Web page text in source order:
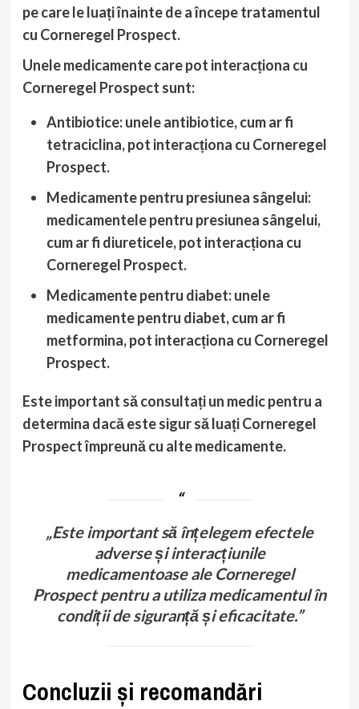
pe care le luați înainte de a începe tratamentul
cu Corneregel Prospect.
Unele medicamente care pot interacționa cu
Corneregel Prospect sunt:
Antibiotice: unele antibiotice, cum ar fi
tetraciclina, pot interacționa cu Corneregel
Prospect.
Medicamente pentru presiunea sângelui:
medicamentele pentru presiunea sângelui,
cum ar fi diureticele, pot interacționa cu
Corneregel Prospect.
Medicamente pentru diabet: unele
medicamente pentru diabet, cum ar fi
metformina, pot interacționa cu Corneregel
Prospect.
Este important să consultați un medic pentru a
determina dacă este sigur să luați Corneregel
Prospect împreună cu alte medicamente.
„Este important să înțelegem efectele
adverse și interacțiunile
medicamentoase ale Corneregel
Prospect pentru a utiliza medicamentul în
condiții de siguranță și eficacitate.”
Concluzii și recomandări